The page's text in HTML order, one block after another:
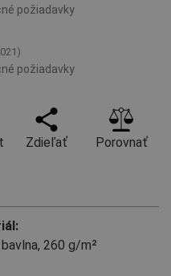
požiadavky
požiadavky
Zdieľať Porovnať
260 g/m²